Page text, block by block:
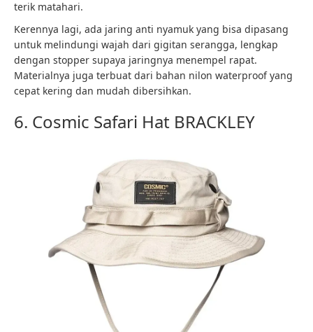
terik matahari.
Kerennya lagi, ada jaring anti nyamuk yang bisa dipasang
untuk melindungi wajah dari gigitan serangga, lengkap
dengan stopper supaya jaringnya menempel rapat.
Materialnya juga terbuat dari bahan nilon waterproof yang
cepat kering dan mudah dibersihkan.
6. Cosmic Safari Hat BRACKLEY